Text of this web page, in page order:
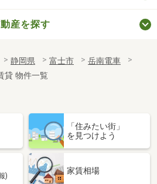
産を探す
静岡県 富士市
岳南電車
貸 物件一覧
「住みたい街」
を見つけよう
)
家賃相場